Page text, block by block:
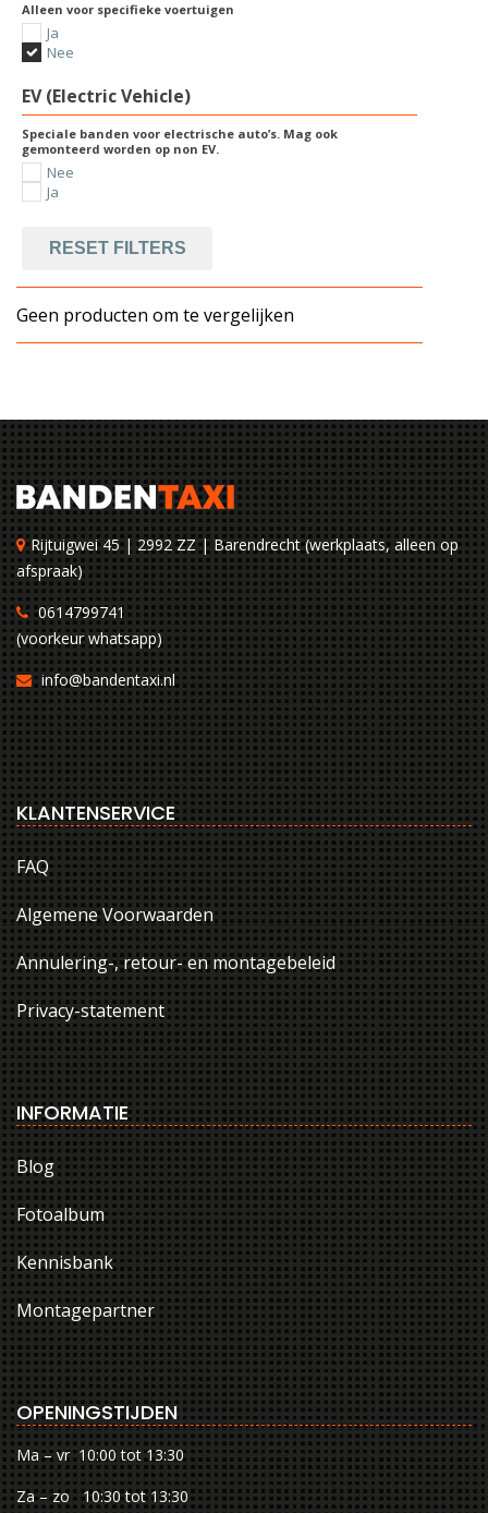
Alleen voor specifieke voertuigen
Ja
Nee
EV (Electric Vehicle)
Speciale banden voor electrische auto’s. Mag ook
gemonteerd worden op non EV.
Nee
Ja
RESET FILTERS
Geen producten om te vergelijken
Rijtuigwei 45 | 2992 ZZ | Barendrecht (werkplaats, alleen op
afspraak)
0614799741
(voorkeur whatsapp)
info@bandentaxi.nl
KLANTENSERVICE
FAQ
Algemene Voorwaarden
Annulering-, retour- en montagebeleid
Privacy-statement
INFORMATIE
Blog
Fotoalbum
Kennisbank
Montagepartner
OPENINGSTIJDEN
Ma – vr 10:00 tot 13:30
Za – zo 10:30 tot 13:30